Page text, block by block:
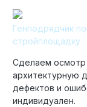
Генподрядчик
стройплощадку
Сделаем осмотр
архитектурную
дефектов и
индивидуален.